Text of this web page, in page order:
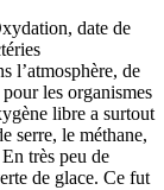
date de
l’atmosphère, de
les organismes
libre a surtout
serre, le méthane,
très peu de
de glace. Ce fut